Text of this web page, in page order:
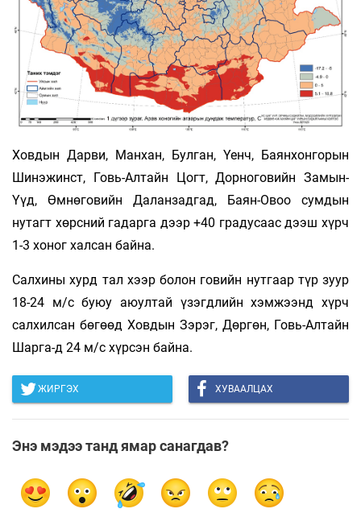
Ховдын Дарви, Манхан, Булган, Үенч, Баянхонгорын
Шинэжинст, Говь-Алтайн Цогт, Дорноговийн Замын-
Үүд, Өмнөговийн Даланзадгад, Баян-Овоо сумдын
нутагт хөрсний гадарга дээр +40 градусаас дээш хүрч
1-3 хоног халсан байна.
Салхины хурд тал хээр болон говийн нутгаар түр зуур
18-24 м/с буюу аюултай үзэгдлийн хэмжээнд хүрч
салхилсан бөгөөд Ховдын Зэрэг, Дөргөн, Говь-Алтайн
Шарга-д 24 м/с хүрсэн байна.
ЖИРГЭХ ХУВААЛЦАХ
Энэ мэдээ танд ямар санагдав?